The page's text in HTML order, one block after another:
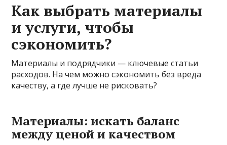
Как выбрать материалы
и услуги, чтобы
сэкономить?
Материалы и подрядчики — ключевые статьи
расходов. На чем можно сэкономить без вреда
качеству, а где лучше не рисковать?
Материалы: искать баланс
между ценой и качеством